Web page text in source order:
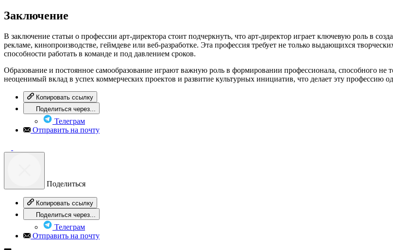
Заключение
В заключение статьи о профессии арт-директора стоит подчеркнуть, что арт-директор играет ключевую роль в
рекламе, кинопроизводстве, геймдеве или веб-разработке. Эта профессия требует не только выдающихся
способности работать в команде и под давлением сроков.
Образование и постоянное самообразование играют важную роль в формировании профессионала, способного не
неоценимый вклад в успех коммерческих проектов и развитие культурных инициатив, что делает эту профессию
Копировать ссылку
Поделиться через...
Телеграм
Отправить на почту
Поделиться
Копировать ссылку
Поделиться через...
Телеграм
Отправить на почту